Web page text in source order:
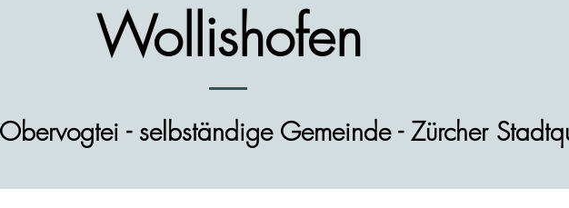
Wollishofen
- selbständige Gemeinde - Zürcher